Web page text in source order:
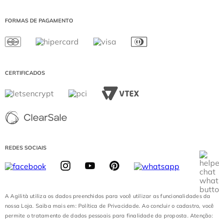
SHOPPING MORUMBI
PÁTIO HIGIENÓPOLIS
LOJA BATEL
WHATSAPP: (21) 99974-1559
SÁBADO DE 08:00 ÀS 13:00
(EXCETO DOMINGOS E FERIADOS)
FORMAS DE PAGAMENTO
CERTIFICADOS
REDES SOCIAIS
A Agilità utiliza os dados preenchidos para você utilizar as funcionalidades da
nossa Loja. Saiba mais em: Política de Privacidade. Ao concluir o cadastro, você
permite o tratamento de dados pessoais para finalidade da proposta. Atenção: